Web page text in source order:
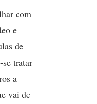
com
e
de
tratar
a
vai de